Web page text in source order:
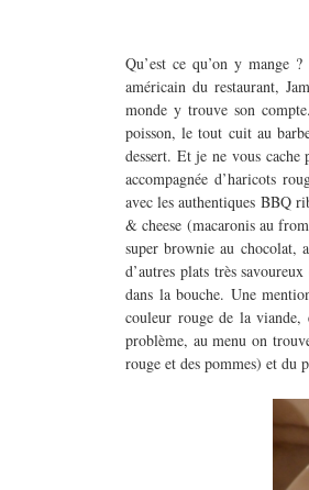
Qu’est ce qu’on y mange
américain du restaurant,
monde y trouve son
poisson, le tout cuit au
dessert. Et je ne vous
accompagnée d’haricots
avec les authentiques BBQ
& cheese (macaronis au
super brownie au chocolat,
d’autres plats très
dans la bouche. Une
couleur rouge de la
problème, au menu on
rouge et des pommes) et du